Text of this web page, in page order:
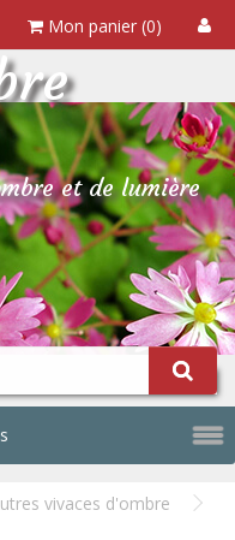
Mon panier (0)
et de lumière
vivaces d'ombre